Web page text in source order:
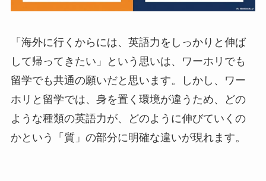
「海外に行くからには、英語力をしっかりと伸ば
して帰ってきたい」という思いは、ワーホリでも
留学でも共通の願いだと思います。しかし、ワー
ホリと留学では、身を置く環境が違うため、どの
ような種類の英語力が、どのように伸びていくの
かという「質」の部分に明確な違いが現れます。